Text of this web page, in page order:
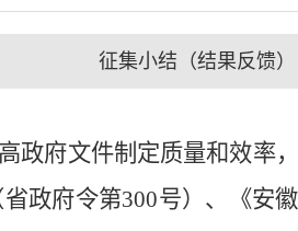
征集小结（结果反馈）
政府文件制定质量和效率
政府令第300号）、《安